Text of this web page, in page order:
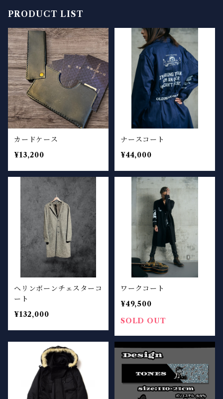
PRODUCT LIST
カードケース
¥13,200
ナースコート
¥44,000
ヘリンボーンチェスターコ
ート
¥132,000
ワークコート
¥49,500
SOLD OUT